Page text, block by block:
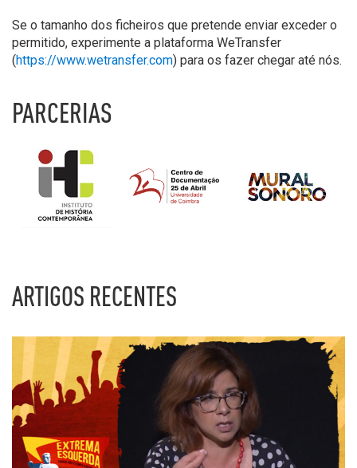
Se o tamanho dos ficheiros que pretende enviar exceder o
permitido, experimente a plataforma WeTransfer
(https://www.wetransfer.com) para os fazer chegar até nós.
PARCERIAS
ARTIGOS RECENTES